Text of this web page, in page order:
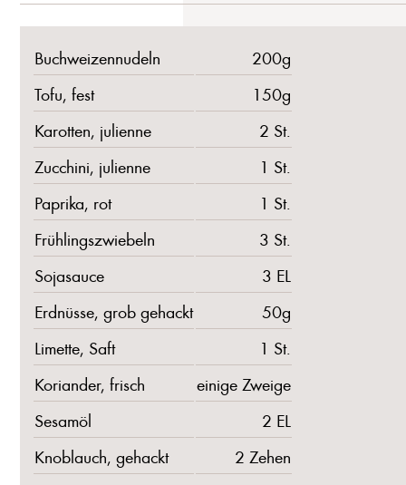
Buchweizennudeln
200g
Tofu, fest
150g
Karotten, julienne
2 St.
Zucchini, julienne
1 St.
Paprika, rot
1 St.
Frühlingszwiebeln
3 St.
Sojasauce
3 EL
Erdnüsse, grob gehackt
50g
Limette, Saft
1 St.
Koriander, frisch
einige Zweige
Sesamöl
2 EL
Knoblauch, gehackt
2 Zehen